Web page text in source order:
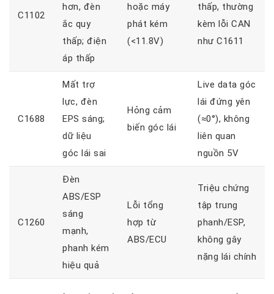
C1102
hơn, đèn
ắc quy
thấp; điện
áp thấp
hoặc máy
phát kém
(<11.8V)
thấp, thường
kèm lỗi CAN
như C1611
C1688
Mất trợ
lực, đèn
EPS sáng;
dữ liệu
góc lái sai
Hỏng cảm
biến góc lái
Live data góc
lái đứng yên
(≈0°), không
liên quan
nguồn 5V
C1260
Đèn
ABS/ESP
sáng
mạnh,
phanh kém
hiệu quả
Lỗi tổng
hợp từ
ABS/ECU
Triệu chứng
tập trung
phanh/ESP,
không gây
nặng lái chính